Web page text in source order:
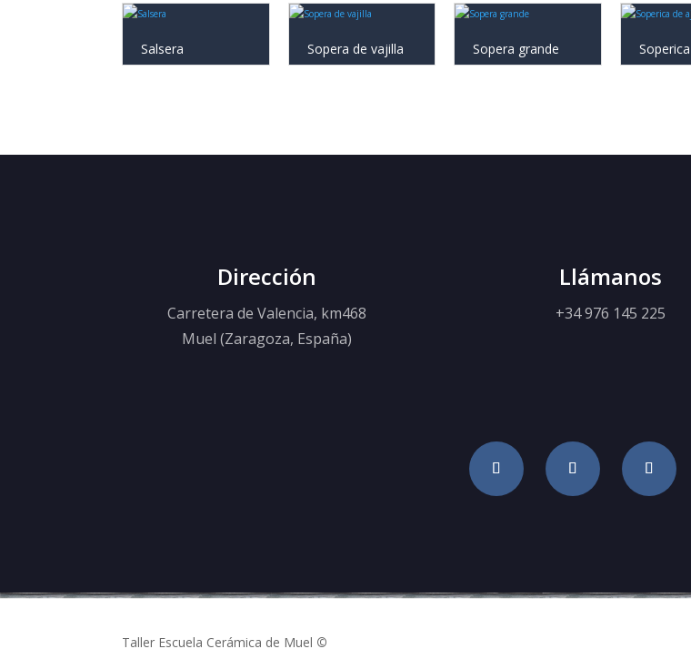
Salsera Sopera de vajilla Sopera grande
Dirección
Carretera de Valencia, km468
Muel (Zaragoza, España)
Llámanos
+34 976 145 225
Taller Escuela Cerámica de Muel ©